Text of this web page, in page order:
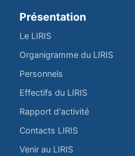
Présentation
Le LIRIS
Organigramme du LIRIS
Personnels
Effectifs du LIRIS
Rapport d'activité
Contacts LIRIS
Venir au LIRIS